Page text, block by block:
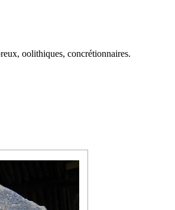
oolithiques, concrétionnaires.